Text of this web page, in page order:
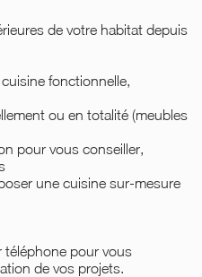
de votre habitat depuis
fonctionnelle,
ou en totalité (meubles
pour vous conseiller,
une cuisine sur-mesure
téléphone pour vous
de vos projets.